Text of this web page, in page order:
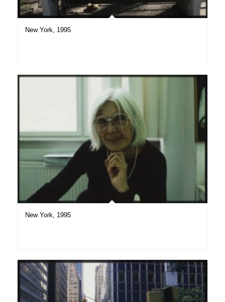
New York, 1995
New York, 1995